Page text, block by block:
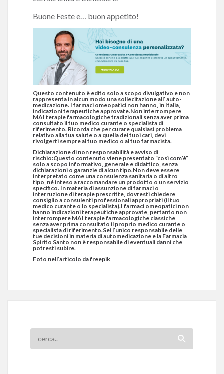
Buone Feste e… buon appetito!
Questo contenuto è edito solo a scopo divulgativo e non
rappresenta in alcun modo una sollecitazione all’ auto-
medicazione. I farmaci omeopatici non hanno, in Italia,
indicazioni terapeutiche approvate.Non interrompere
MAI terapie farmacologiche tradizionali senza aver prima
consultato il tuo medico curante o specialista di
riferimento. Ricorda che per curare qualsiasi problema
relativo alla tua salute o a quella dei tuoi cari, devi
rivolgerti sempre al tuo medico o al tuo farmacista.
Dichiarazione di non responsabilità e avviso di
rischio:Questo contenuto viene presentato “così com’è”
solo a scopo informativo, generale e didattico, senza
dichiarazioni o garanzie di alcun tipo.Non deve essere
interpretato come una consulenza sanitaria o di altro
tipo, né inteso a raccomandare un prodotto o un servizio
specifico. In materia di assunzione di farmaci o
interruzione di terapie prescritte, dovresti chiedere
consiglio a consulenti professionali appropriati (il tuo
medico curante o lo specialista).I farmaci omeopatici non
hanno indicazioni terapeutiche approvate, pertanto non
interrompere MAI terapie farmacologiche classiche
senza aver prima consultato il proprio medico curante o
specialista di riferimento.Sei l’unico responsabile delle
tue decisioni in materia di automedicazione e la Farmacia
Spirito Santo non è responsabile di eventuali danni che
potresti subire.
Foto nell’articolo da freepik